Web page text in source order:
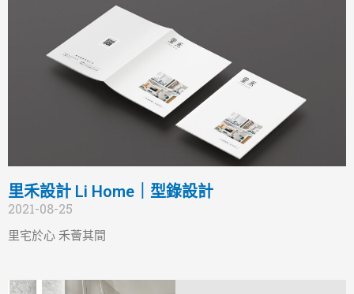
里禾設計 Li Home｜型錄設計
2021-08-25
里宅於心 禾薈其間